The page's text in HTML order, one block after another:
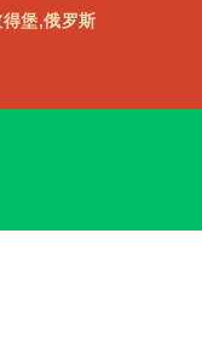
堡,俄罗斯